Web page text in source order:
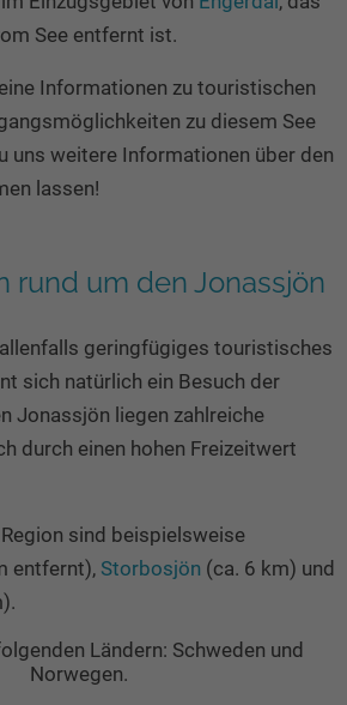
See entfernt ist.
Informationen zu touristischen
zu diesem See
uns weitere Informationen über den
lassen!
rund um den Jonassjön
geringfügiges touristisches
sich natürlich ein Besuch der
Jonassjön liegen zahlreiche
durch einen hohen Freizeitwert
sind beispielsweise
entfernt), Storbosjön (ca. 6 km) und
Ländern: Schweden und
Norwegen.